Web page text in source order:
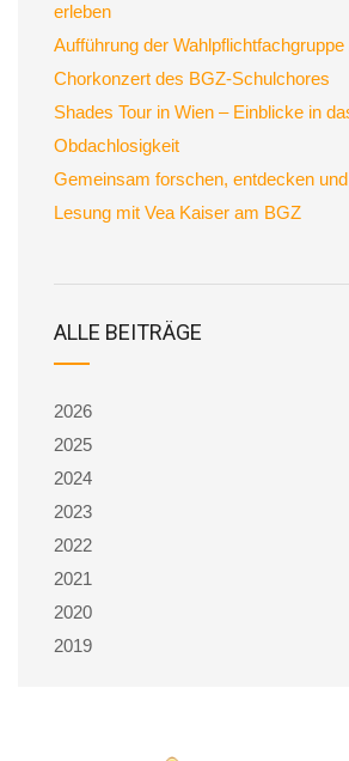
erleben
Aufführung der Wahlpflichtfachgruppe
Chorkonzert des BGZ-Schulchores
Shades Tour in Wien – Einblicke in
Obdachlosigkeit
Gemeinsam forschen, entdecken
Lesung mit Vea Kaiser am BGZ
ALLE BEITRÄGE
2026
2025
2024
2023
2022
2021
2020
2019